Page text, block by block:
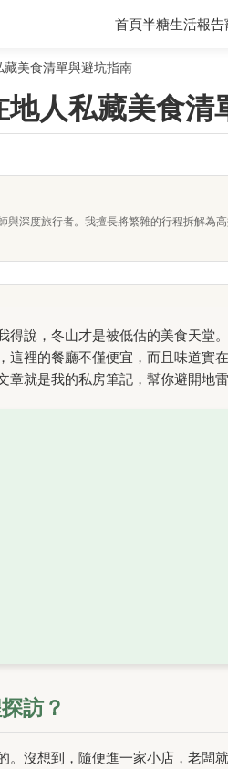
首頁半糖生活報告
美食清單與避坑指南
人私藏美食清
與深度旅行者。我擅長將繁雜的行程拆解
得說，冬山才是被低估的美食天堂
這裡的餐廳不僅便宜，而且味道實
就是我的私房筆記，幫你避開地
訪？
。沒想到，隨便進一家小店，老闆